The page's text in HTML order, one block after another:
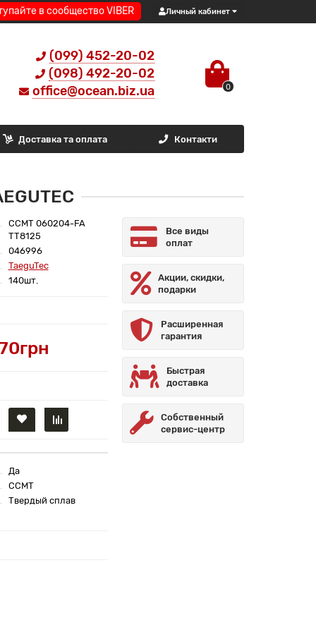
в сообщество VIBER Личный кабинет
(099) 452-20-02
(098) 492-20-02
office@ocean.biz.ua
0
Доставка та оплата Контакти
CCMT 060204-FA
TT8125
046996
TaeguTec
140шт.
Да
CCMT
Твердый сплав
Все виды
оплат
Акции, скидки,
подарки
Расширенная
гарантия
Быстрая
доставка
Собственный
сервис-центр